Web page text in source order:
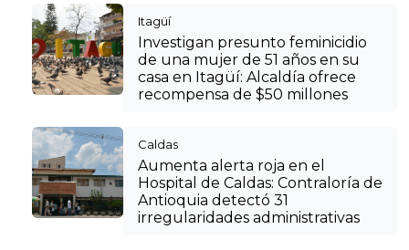
Itagüí
Investigan presunto feminicidio
de una mujer de 51 años en su
casa en Itagüí: Alcaldía ofrece
recompensa de $50 millones
Caldas
Aumenta alerta roja en el
Hospital de Caldas: Contraloría de
Antioquia detectó 31
irregularidades administrativas